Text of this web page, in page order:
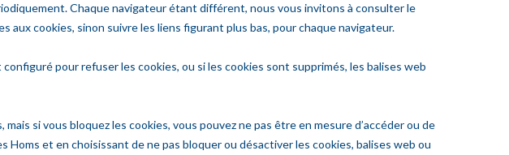
Chaque navigateur étant différent, nous vous invitons à consulter le
cookies, sinon suivre les liens figurant plus bas, pour chaque navigateur.
pour refuser les cookies, ou si les cookies sont supprimés, les balises web
si vous bloquez les cookies, vous pouvez ne pas être en mesure d’accéder ou de
et en choisissant de ne pas bloquer ou désactiver les cookies, balises web ou